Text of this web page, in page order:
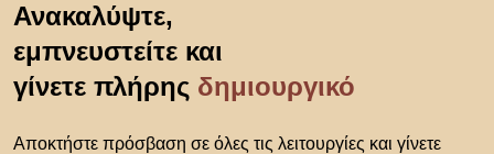
Ανακαλύψτε,
εμπνευστείτε και
γίνετε πλήρης δημιουργικό
Αποκτήστε πρόσβαση σε όλες τις λειτουργίες και γίνετε